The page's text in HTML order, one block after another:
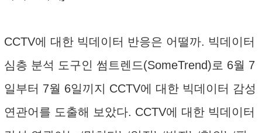
CCTV에 대한 빅데이터 반응은 어떨까. 빅데이터
심층 분석 도구인 썸트렌드(SomeTrend)로 6월 7
일부터 7월 6일끼지 CCTV에 대한 빅데이터 감성
연관어를 도출해 보았다. CCTV에 대한 빅데이터